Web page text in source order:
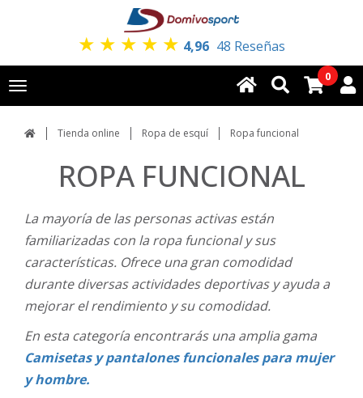
★ ★ ★ ★ ★ 4,96 48 Reseñas
Toggle
navigation
0
Tienda online Ropa de esquí Ropa funcional
ROPA FUNCIONAL
La mayoría de las personas activas están
familiarizadas con la ropa funcional y sus
características. Ofrece una gran comodidad
durante diversas actividades deportivas y ayuda a
mejorar el rendimiento y su comodidad.
En esta categoría encontrarás una amplia gama
Camisetas y pantalones funcionales para mujer
y hombre.